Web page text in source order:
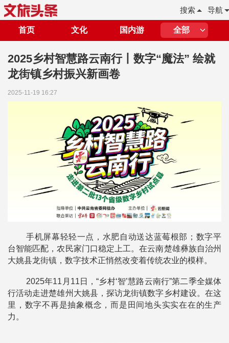
导航
搜索
首页 文化 国内游 全部
2025乡村智慧路云南行丨数字“魔法” 绘就
龙街镇乡村振兴新画卷
2025-11-19 16:27
手机屏幕轻轻一点，水肥自动送达蓝莓根部；数字平
台智能匹配，农民家门口稳定上工。在云南楚雄彝族自治州
大姚县龙街镇，数字技术正悄然改变着传统农业的模样。
2025年11月11日，“乡村‘智’慧路云南行”第二季全媒体
行活动走进楚雄州大姚县，探访龙街镇数字乡村建设。在这
里，数字不再是抽象概念，而是田间地头实实在在的生产
力。